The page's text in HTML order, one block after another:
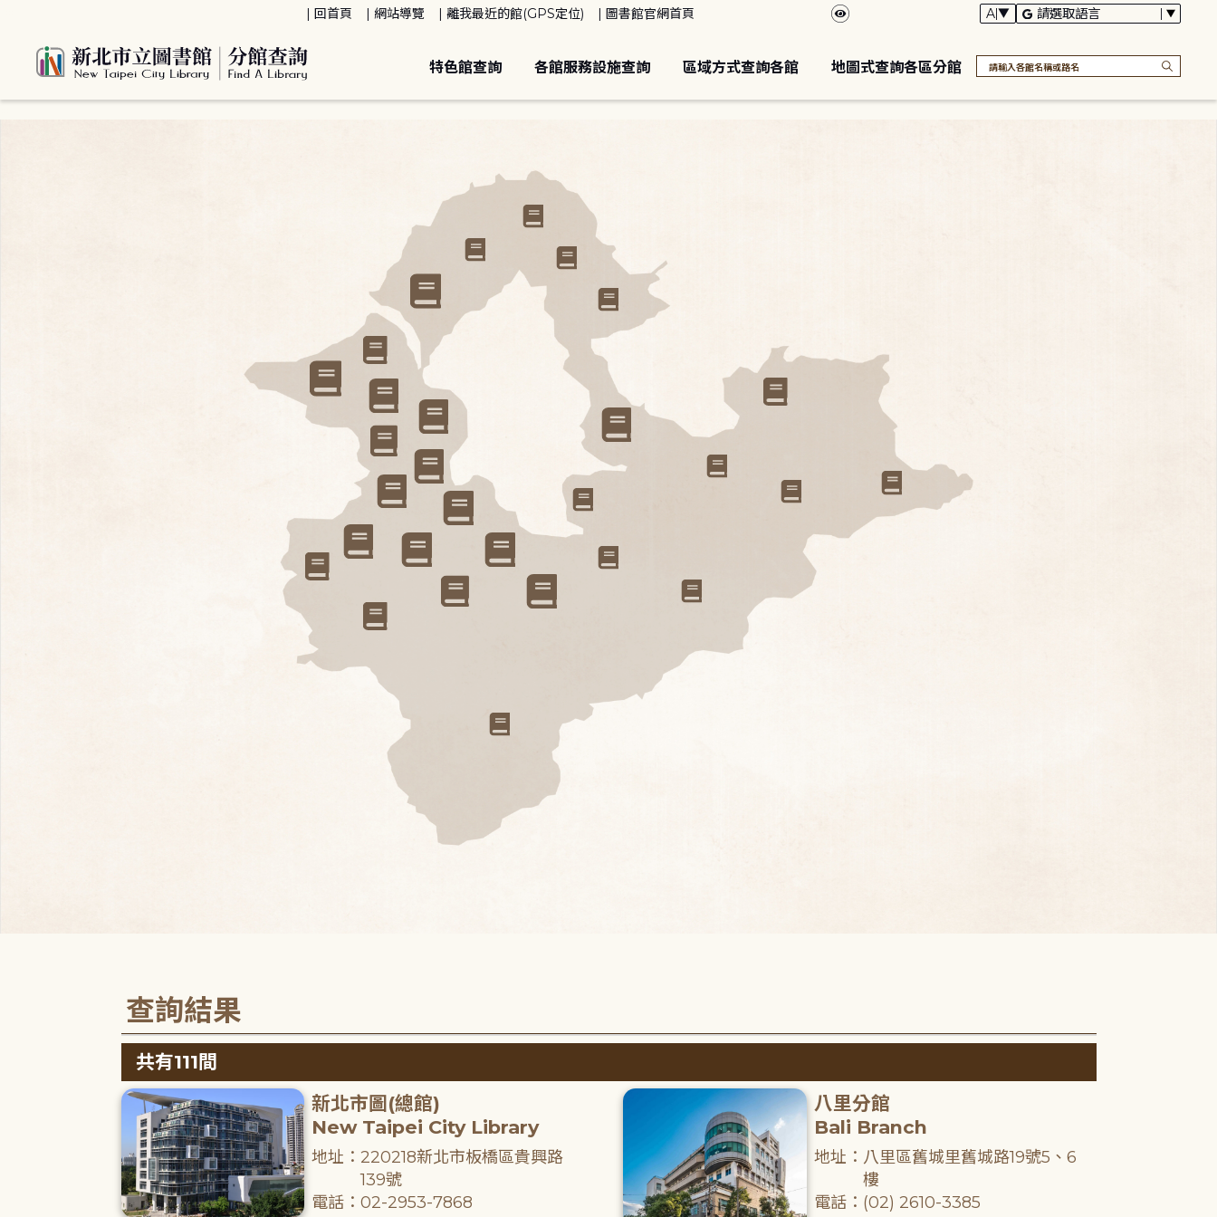
回首頁 網站導覽 離我最近的館(GPS定位) 圖書館官網首頁
特色館查詢 各館服務設施查詢 區域方式查詢各館 地圖式查詢各區分館
查詢結果
共有111間
新北市圖(總館)
New Taipei City Library
地址：220218新北市板橋區貴興路
139號
電話：02-2953-7868
八里分館
Bali Branch
地址：八里區舊城里舊城路19號5、6
樓
電話：(02) 2610-3385